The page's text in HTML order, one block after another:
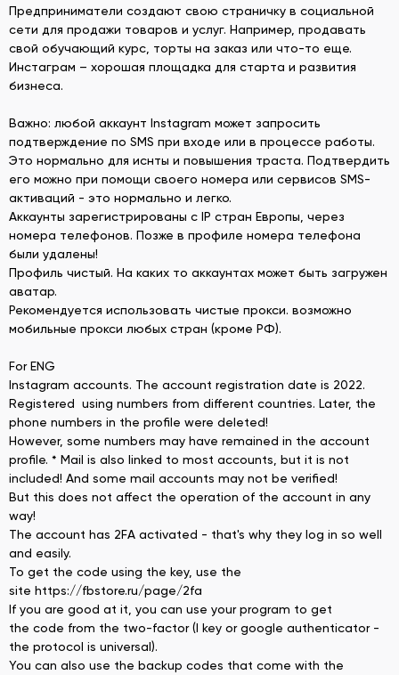
Предприниматели создают свою страничку в социальной
сети для продажи товаров и услуг. Например, продавать
свой обучающий курс, торты на заказ или что-то еще.
Инстаграм – хорошая площадка для старта и развития
бизнеса.
Важно: любой аккаунт Instagram может запросить
подтверждение по SMS при входе или в процессе работы.
Это нормально для иснты и повышения траста. Подтвердить
его можно при помощи своего номера или сервисов SMS-
активаций - это нормально и легко.
Аккаунты зарегистрированы с IP стран Европы, через
номера телефонов. Позже в профиле номера телефона
были удалены!
Профиль чистый. На каких то аккаунтах может быть загружен
аватар.
Рекомендуется использовать чистые прокси. возможно
мобильные прокси любых стран (кроме РФ).
For ENG
Instagram accounts. The account registration date is 2022.
Registered using numbers from different countries. Later, the
phone numbers in the profile were deleted!
However, some numbers may have remained in the account
profile. * Mail is also linked to most accounts, but it is not
included! And some mail accounts may not be verified!
But this does not affect the operation of the account in any
way!
The account has 2FA activated - that's why they log in so well
and easily.
To get the code using the key, use the
site https://fbstore.ru/page/2fa
If you are good at it, you can use your program to get
the code from the two-factor (I key or google authenticator -
the protocol is universal).
You can also use the backup codes that come with the